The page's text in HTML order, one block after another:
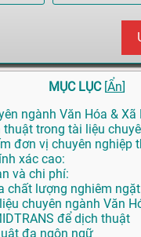
MỤC LỤC [Ẩn]
ngành Văn Hóa &
trong tài liệu
đơn vị chuyên nghiệp
xác cao:
và chi phí:
chất lượng nghiêm
chuyên ngành Văn
để dịch thuật
đa ngôn ngữ